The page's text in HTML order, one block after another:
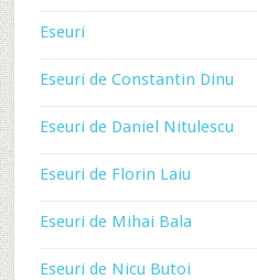
Eseuri
Eseuri de Constantin Dinu
Eseuri de Daniel Nitulescu
Eseuri de Florin Laiu
Eseuri de Mihai Bala
Eseuri de Nicu Butoi